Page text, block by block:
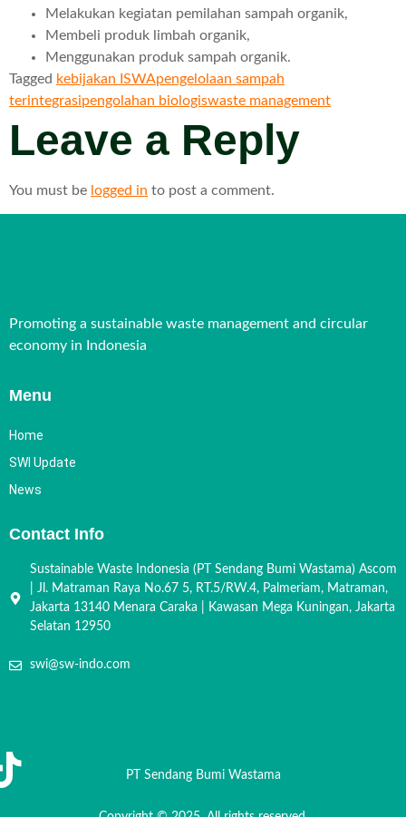
Melakukan kegiatan pemilahan sampah organik,
Membeli produk limbah organik,
Menggunakan produk sampah organik.
Tagged kebijakan ISWApengelolaan sampah
terintegrasipengolahan biologiswaste management
Leave a Reply
You must be logged in to post a comment.
Promoting a sustainable waste management and circular
economy in Indonesia
Menu
Home
SWI Update
News
Contact Info
Sustainable Waste Indonesia (PT Sendang Bumi Wastama) Ascom
| Jl. Matraman Raya No.67 5, RT.5/RW.4, Palmeriam, Matraman,
Jakarta 13140 Menara Caraka | Kawasan Mega Kuningan, Jakarta
Selatan 12950
swi@sw-indo.com
PT Sendang Bumi Wastama